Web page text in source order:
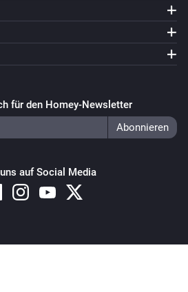
für den Homey-Newsletter
auf Social Media